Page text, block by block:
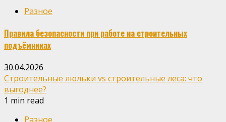
Разное
Правила безопасности при работе на строительных
подъёмниках
30.04.2026
Строительные люльки vs строительные леса: что
выгоднее?
1 min read
Разное